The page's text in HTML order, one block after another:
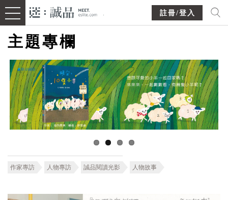
註冊/登入
主題專欄
作家專訪 人物專訪 誠品閱讀光影 人物故事